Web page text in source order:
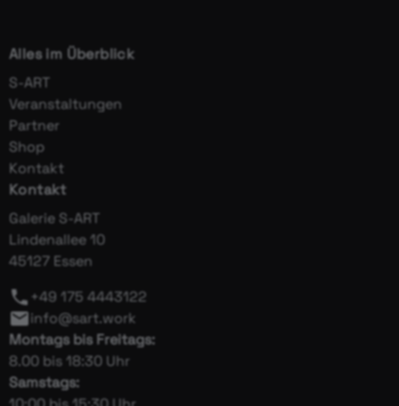
Alles im Überblick
S-ART
Veranstaltungen
Partner
Shop
Kontakt
Kontakt
Galerie S-ART
Lindenallee 10
45127 Essen
+49 175 4443122
info@sart.work
Montags bis Freitags:
8.00 bis 18:30 Uhr
Samstags: